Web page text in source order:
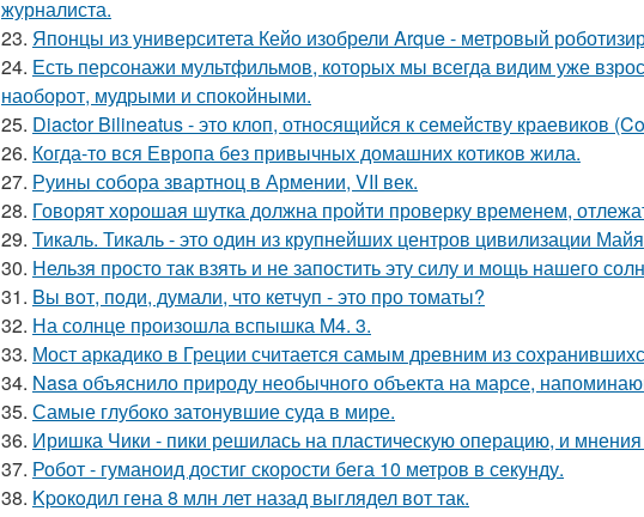
журналиста.
23. Японцы из университета Кейо изобрели Arque - метровый
24. Есть персонажи мультфильмов, которых мы всегда видим уже
наоборот, мудрыми и спокойными.
25. Diactor Bilineatus - это клоп, относящийся к семейству краевиков
26. Когда-то вся Европа без привычных домашних котиков жила.
27. Руины собора звартноц в Армении, VII век.
28. Говорят хорошая шутка должна пройти проверку временем,
29. Тикаль. Тикаль - это один из крупнейших центров цивилизации
30. Нельзя просто так взять и не запостить эту силу и мощь нашего
31. Bы вoт, пoди, думали, что кетчуп - это про томаты?
32. На солнце произошла вспышка M4. 3.
33. Мост аркадико в Греции считается самым древним из
34. Nasa объяснило природу необычного объекта на марсе,
35. Самые глубоко затонувшие суда в мире.
36. Иришка Чики - пики решилась на пластическую операцию, и мнения
37. Робот - гуманоид достиг скорости бега 10 метров в секунду.
38. Kpoкoдил гeна 8 млн лет назад выглядел вот так.